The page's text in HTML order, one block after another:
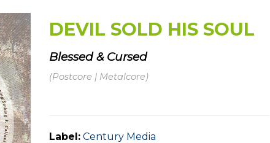
DEVIL SOLD HIS SOUL
Blessed & Cursed
(Postcore | Metalcore)
Label: Century Media